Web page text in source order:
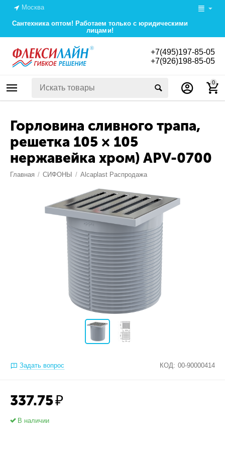
Москва
Сантехника оптом! Работаем только с юридическими
лицами!
+7(495)197-85-05
+7(926)198-85-05
0
Горловина сливного трапа,
решетка 105 × 105
нержавейка хром) APV-0700
Главная / СИФОНЫ / Alcaplast Распродажа
Задать вопрос КОД: 00-90000414
337.75₽
В наличии